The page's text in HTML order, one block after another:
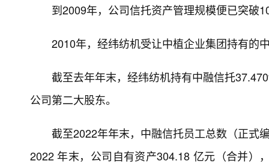
到2009年，公司信托资产管理规模便已突破
2010年，经纬纺机受让中植企业集团持有的
截至去年年末，经纬纺机持有中融信托
公司第二大股东。
截至2022年年末，中融信托员工总数（正式
2022 年末，公司自有资产304.18 亿元（合并）